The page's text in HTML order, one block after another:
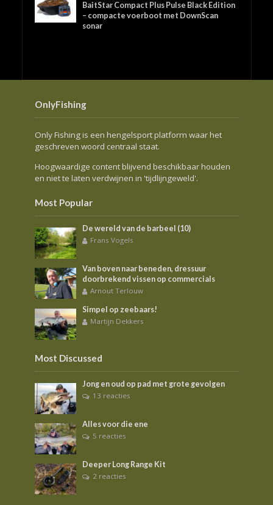
BaitStar Compact Plus Pulse Black Edition
– compacte voerboot met DownScan
sonar
OnlyFishing
Only Fishing is een hengelsport platform waar het
geschreven woord centraal staat.
Hoogwaardige content blijvend beschikbaar houden
en niet te laten verdwijnen in 'tijdlijngeweld'.
Most Popular
De wereld van de barbeel (10)
Frans Vogels
Van boven naar beneden, dressuur
doorbrekend vissen op commercials
Arnout Terlouw
Simpel op zeebaars!
Martijn Dekkers
Most Discussed
Jong en oud op pad met grote gevolgen
13 reacties
Alles voor die ene
5 reacties
Deeper Long Range Kit
2 reacties